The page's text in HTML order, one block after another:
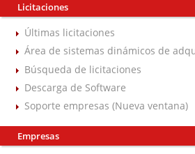
Licitaciones
Últimas licitaciones
Área de sistemas dinámicos de
Búsqueda de licitaciones
Descarga de Software
Soporte empresas (Nueva ventana)
Empresas